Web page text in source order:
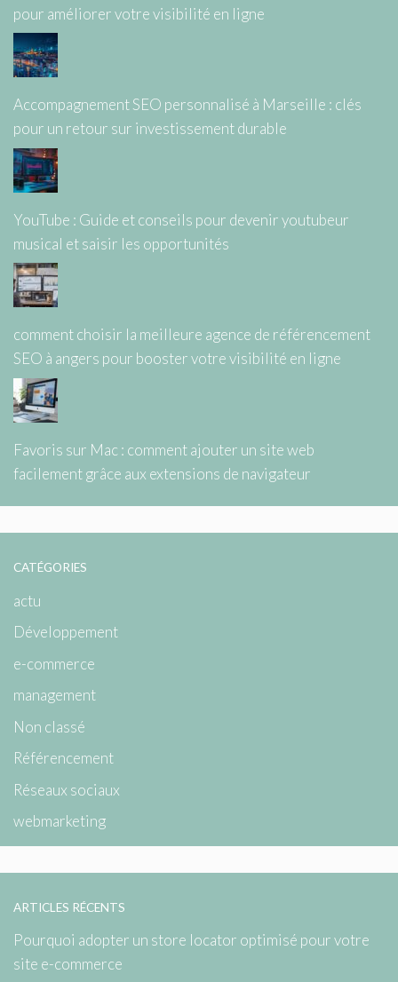
pour améliorer votre visibilité en ligne
Accompagnement SEO personnalisé à Marseille : clés
pour un retour sur investissement durable
YouTube : Guide et conseils pour devenir youtubeur
musical et saisir les opportunités
comment choisir la meilleure agence de référencement
SEO à angers pour booster votre visibilité en ligne
Favoris sur Mac : comment ajouter un site web
facilement grâce aux extensions de navigateur
CATÉGORIES
actu
Développement
e-commerce
management
Non classé
Référencement
Réseaux sociaux
webmarketing
ARTICLES RÉCENTS
Pourquoi adopter un store locator optimisé pour votre
site e-commerce